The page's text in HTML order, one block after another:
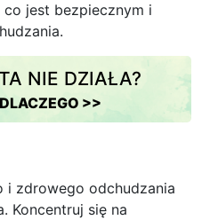
jest bezpiecznym i
NIE DZIAŁA?
>>
i zdrowego odchudzania
Koncentruj się na